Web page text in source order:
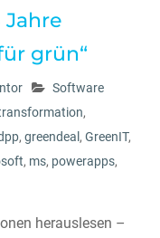
Jahre
grün“
Software
,
, greendeal , GreenIT,
, ms, powerapps,
herauslesen –